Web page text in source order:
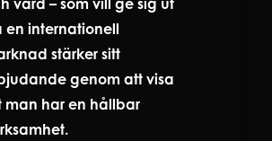
en internationell
stärker sitt
genom att visa
man har en hållbar